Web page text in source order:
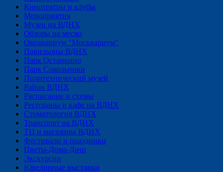
Кинотеатры и клубы
Мероприятия
Музеи на ВДНХ
Обзоры на месяц
Океанариум "Москвариум"
Павильоны ВДНХ
Парк Останкино
Парк Сокольники
Политехнический музей
Район ВДНХ
Расписание и схемы
Рестораны и кафе на ВДНХ
Стоматология ВДНХ
Транспорт на ВДНХ
ТЦ и магазины ВДНХ
Фестивали и праздники
Цветы-Дома-Дачи
Экскурсии
Ювелирные выставки